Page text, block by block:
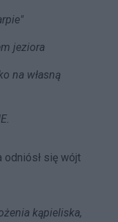
jeziora
na własną
się wójt
kąpieliska,